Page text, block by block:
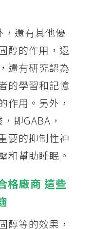
，還有其他優
醇的作用，還
還有研究認為
的學習和記憶
作用。另外，
即GABA，
要的抑制性神
和幫助睡眠。
格廠商 這些
醇等的效果，